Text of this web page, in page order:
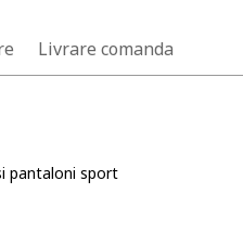
Livrare comanda
pantaloni sport